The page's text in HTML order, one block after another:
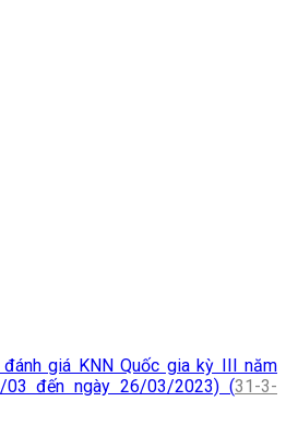
giá KNN Quốc gia kỳ III năm
đến ngày 26/03/2023) (31-3-